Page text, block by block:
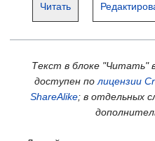
Читать
Текст в блоке "Читать"
доступен по лицензии
ShareAlike; в отдельных